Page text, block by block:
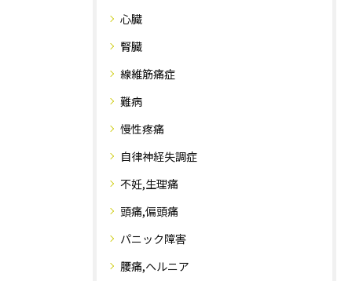
心臓
腎臓
線維筋痛症
難病
慢性疼痛
自律神経失調症
不妊,生理痛
頭痛,偏頭痛
パニック障害
腰痛,ヘルニア